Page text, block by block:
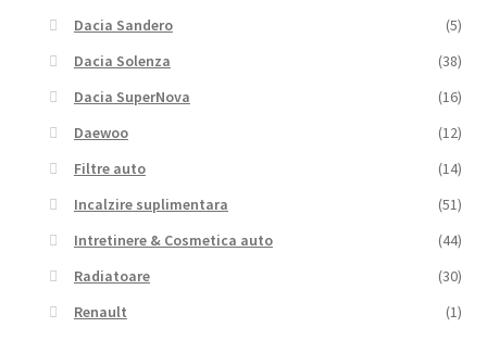
Dacia Sandero
(5)
Dacia Solenza
(38)
Dacia SuperNova
(16)
Daewoo
(12)
Filtre auto
(14)
Incalzire suplimentara
(51)
Intretinere & Cosmetica auto
(44)
Radiatoare
(30)
Renault
(1)